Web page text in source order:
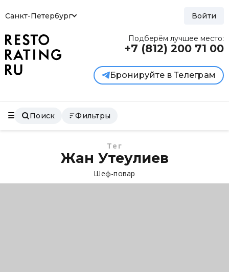
Санкт-Петербург Войти
Подберём лучшее место:
+7 (812) 200 71 00
Бронируйте в Телеграм
Поиск Фильтры
Тег
Жан Утеулиев
Шеф-повар